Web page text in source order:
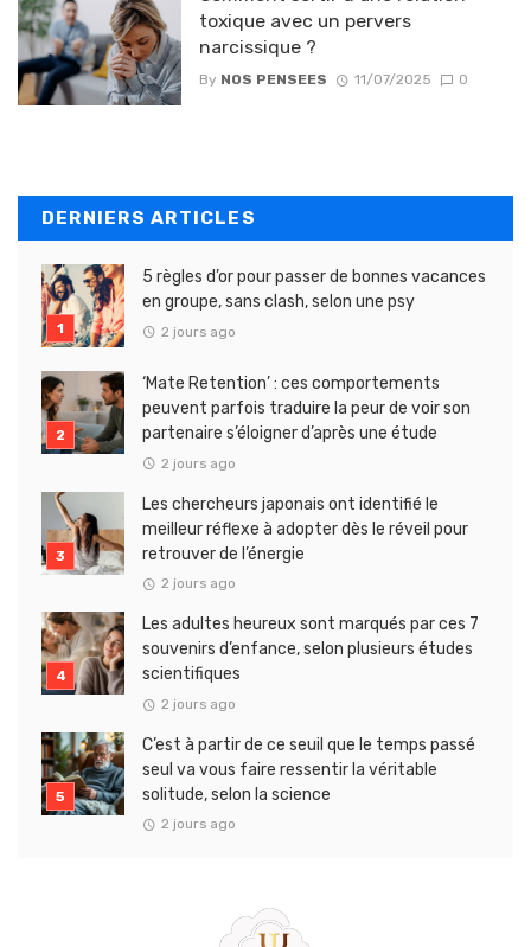
toxique avec un pervers
narcissique ?
By NOS PENSEES 11/07/2025 0
DERNIERS ARTICLES
5 règles d’or pour passer de bonnes vacances
en groupe, sans clash, selon une psy
2 jours ago
‘Mate Retention’ : ces comportements
peuvent parfois traduire la peur de voir son
partenaire s’éloigner d’après une étude
2 jours ago
Les chercheurs japonais ont identifié le
meilleur réflexe à adopter dès le réveil pour
retrouver de l’énergie
2 jours ago
Les adultes heureux sont marqués par ces 7
souvenirs d’enfance, selon plusieurs études
scientifiques
2 jours ago
C’est à partir de ce seuil que le temps passé
seul va vous faire ressentir la véritable
solitude, selon la science
2 jours ago